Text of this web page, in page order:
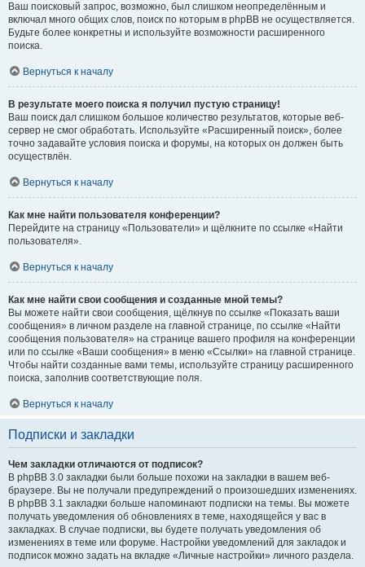
Ваш поисковый запрос, возможно, был слишком неопределённым и
включал много общих слов, поиск по которым в phpBB не осуществляется.
Будьте более конкретны и используйте возможности расширенного
поиска.
Вернуться к началу
В результате моего поиска я получил пустую страницу!
Ваш поиск дал слишком большое количество результатов, которые веб-
сервер не смог обработать. Используйте «Расширенный поиск», более
точно задавайте условия поиска и форумы, на которых он должен быть
осуществлён.
Вернуться к началу
Как мне найти пользователя конференции?
Перейдите на страницу «Пользователи» и щёлкните по ссылке «Найти
пользователя».
Вернуться к началу
Как мне найти свои сообщения и созданные мной темы?
Вы можете найти свои сообщения, щёлкнув по ссылке «Показать ваши
сообщения» в личном разделе на главной странице, по ссылке «Найти
сообщения пользователя» на странице вашего профиля на конференции
или по ссылке «Ваши сообщения» в меню «Ссылки» на главной странице.
Чтобы найти созданные вами темы, используйте страницу расширенного
поиска, заполнив соответствующие поля.
Вернуться к началу
Подписки и закладки
Чем закладки отличаются от подписок?
В phpBB 3.0 закладки были больше похожи на закладки в вашем веб-
браузере. Вы не получали предупреждений о произошедших изменениях.
В phpBB 3.1 закладки больше напоминают подписки на темы. Вы можете
получать уведомления об обновлениях в теме, находящейся у вас в
закладках. В случае подписки, вы будете получать уведомления об
изменениях в теме или форуме. Настройки уведомлений для закладок и
подписок можно задать на вкладке «Личные настройки» личного раздела.